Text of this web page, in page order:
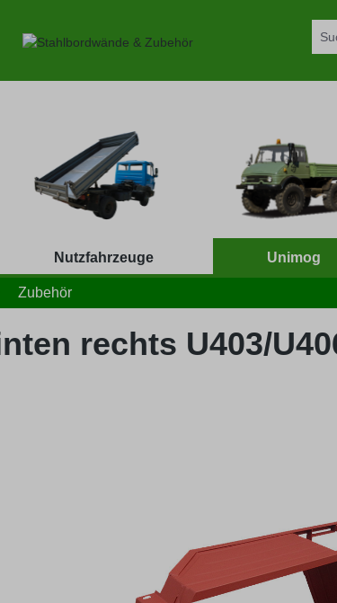
Nutzfahrzeuge Unimog
Zubehör
rechts U403/